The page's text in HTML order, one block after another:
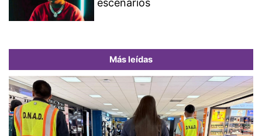
escenarios
Más leídas